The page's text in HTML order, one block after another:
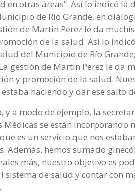
en otras áreas”. Así lo indicó la
de Río Grande, en
de Martin Perez le da
de la salud. Así lo
del Municipio de Río
gestión de Martin Perez le da
y promoción de la salud.
haciendo y dar ese salto
y a modo de ejemplo, la
Médicas se están incorporando
es un servicio que nos
Además, hemos sumado
más, nuestro objetivo es
sistema de salud y contar con